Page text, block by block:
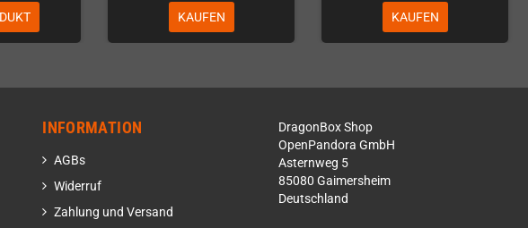
KAUFEN KAUFEN
INFORMATION
AGBs
Widerruf
Zahlung und Versand
DragonBox Shop
OpenPandora GmbH
Asternweg 5
85080 Gaimersheim
Deutschland